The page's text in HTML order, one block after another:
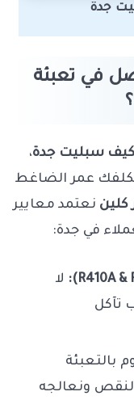
جدة
في تعبئة
سبليت جدة،
يكلفك عمر الضاغط
نعتمد معايير
في جدة:
لا
تآكل
بالتعبئة
ونعالجه